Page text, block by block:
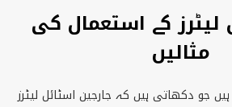
لیٹرز کے استعمال کی
مثالیں
جو دکھاتی ہیں کہ جارجین اسٹائل لیٹرز